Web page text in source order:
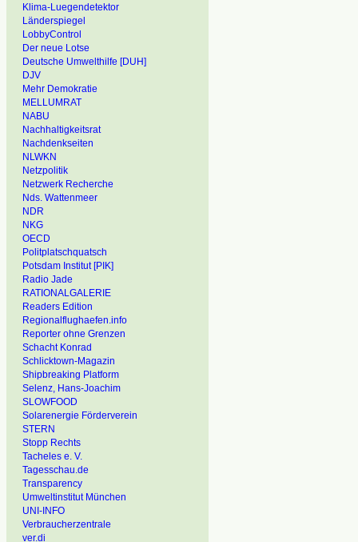
Klima-Luegendetektor
Länderspiegel
LobbyControl
Der neue Lotse
Deutsche Umwelthilfe [DUH]
DJV
Mehr Demokratie
MELLUMRAT
NABU
Nachhaltigkeitsrat
Nachdenkseiten
NLWKN
Netzpolitik
Netzwerk Recherche
Nds. Wattenmeer
NDR
NKG
OECD
Politplatschquatsch
Potsdam Institut [PIK]
Radio Jade
RATIONALGALERIE
Readers Edition
Regionalflughaefen.info
Reporter ohne Grenzen
Schacht Konrad
Schlicktown-Magazin
Shipbreaking Platform
Selenz, Hans-Joachim
SLOWFOOD
Solarenergie Förderverein
STERN
Stopp Rechts
Tacheles e. V.
Tagesschau.de
Transparency
Umweltinstitut München
UNI-INFO
Verbraucherzentrale
ver.di